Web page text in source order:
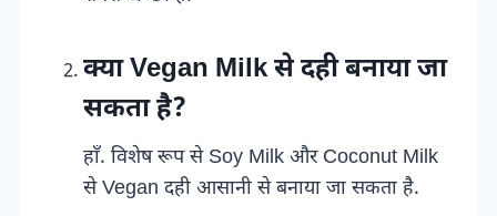
क्या Vegan Milk से दही बनाया जा
सकता है?
हाँ. विशेष रूप से Soy Milk और Coconut Milk
से Vegan दही आसानी से बनाया जा सकता है.